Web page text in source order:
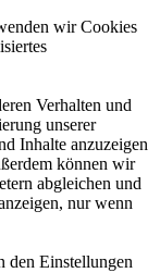
wir Cookies
Verhalten und
unserer
Inhalte anzuzeigen
können wir
abgleichen und
nur wenn
Einstellungen